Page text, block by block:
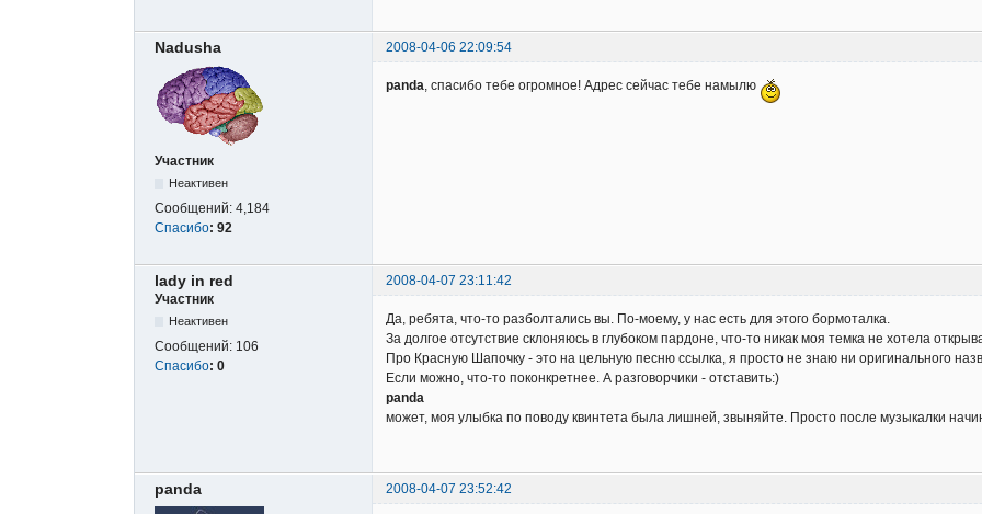
Nadusha 2008-04-06 22:09:54
Участник
Неактивен
Сообщений: 4,184
Спасибо: 92
panda, спасибо тебе огромное! Адрес сейчас тебе намылю
lady in red
2008-04-07 23:11:42
Участник
Неактивен
Сообщений: 106
Спасибо: 0
Да, ребята, что-то разболтались вы. По-моему, у нас есть для этого бормоталка.
За долгое отсутствие склоняюсь в глубоком пардоне, что-то никак моя темка не хотела
Про Красную Шапочку - это на цельную песню ссылка, я просто не знаю ни оригинального
Если можно, что-то поконкретнее. А разговорчики - отставить:)
panda
может, моя улыбка по поводу квинтета была лишней, звыняйте. Просто после музыкалки
panda 2008-04-07 23:52:42